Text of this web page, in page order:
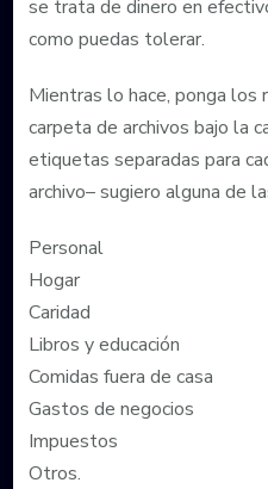
se trata de dinero en
como puedas tolerar.
Mientras lo hace, ponga los
carpeta de archivos bajo la
etiquetas separadas para
archivo– sugiero alguna de
Personal
Hogar
Caridad
Libros y educación
Comidas fuera de casa
Gastos de negocios
Impuestos
Otros.